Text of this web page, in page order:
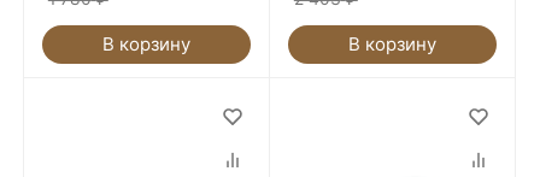
В корзину В корзину